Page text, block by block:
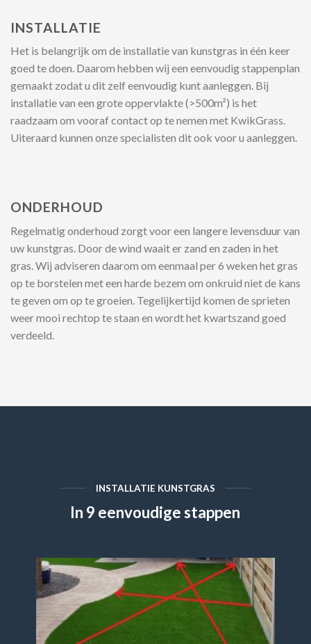
INSTALLATIE
Het is belangrijk om de installatie van kunstgras in één keer
goed te doen. Daarom hebben wij een eenvoudig stappenplan
gemaakt zodat u dit zelf eenvoudig kunt aanleggen. Bij
installatie van een grote oppervlakte (>500m²) is het
raadzaam om vooraf contact op te nemen met KwikGrass.
Uiteraard kunnen onze specialisten dit ook voor u aanleggen.
ONDERHOUD
Regelmatig onderhoud zorgt voor een langere levensduur van
uw kunstgras. Door de wind waait er zand en zaden in het
gras. Wij adviseren daarom om eenmaal per 6 weken het gras
op te borstelen met een harde bezem om onkruid niet de kans
te geven om op te groeien. Tegelijkertijd komen de sprieten
weer mooi rechtop te staan en wordt het kwartszand goed
verdeeld.
INSTALLATIE KUNSTGRAS
In 9 eenvoudige stappen